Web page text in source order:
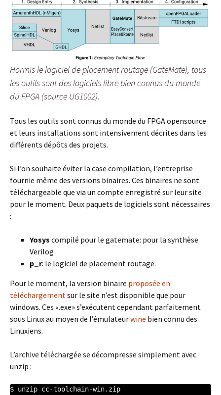
Hormis le logiciel de placement routage (GateMate), tous
les outils sont des logiciels libre bien connus du monde
du FPGA (source UG1002).
Tous les outils sont connus du monde du FPGA opensource
et leurs installations sont intensivement décrites dans les
différents dépôts des projets.
Si l’on souhaite éviter la case compilation, l’entreprise
fournie même des versions binaires. Ces binaires ne sont
téléchargeable que via un compte enregistré sur leur site
pour le moment. Deux paquets de logiciels sont nécessaires
:
Yosys compilé pour le gatemate: pour la synthèse
Verilog
p_r: le logiciel de placement routage.
Pour le moment, la version binaire proposée en
téléchargementsur le site n’est disponible que pour
windows. Ces «.exe» s’exécutent cependant parfaitement
sous Linux au moyen de l’émulateurwine bien connu des
Linuxiens.
L’archive téléchargée se décompresse simplement avec
unzip :
$ unzip cc-toolchain-win.zip